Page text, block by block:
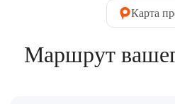
Карта
Маршрут